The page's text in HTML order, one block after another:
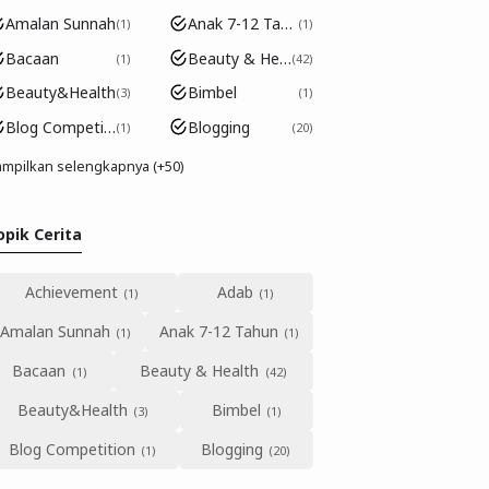
Amalan Sunnah 1 Anak 7-12 Tahun 1
Bacaan 1 Beauty & Health 42
Beauty&Health 3 Bimbel 1
Blog Competition 1 Blogging 20
selengkapnya (+50)
Cerita
Achievement
Adab
Amalan Sunnah
Anak 7-12 Tahun
Bacaan
Beauty & Health
Beauty&Health
Bimbel
Blog Competition
Blogging